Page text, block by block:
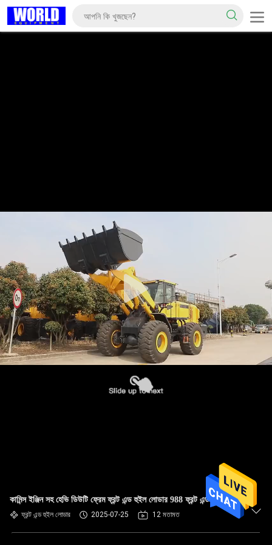
কামিন্স ইঞ্জিন সহ হেভি ডিউটি ​​ফ্রেম ফ্রন্ট এন্ড হুইল লোডার 988 ফ্রন্ট এন্ড লোডার
ফ্রন্ট এন্ড হুইল লোডার 2025-07-25 12 মতামত